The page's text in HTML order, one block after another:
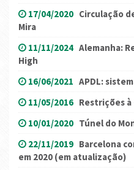
17/04/2020 Circulação
Mira
11/11/2024 Alemanha:
High
16/06/2021 APDL:
11/05/2016 Restrições à
10/01/2020 Túnel do
22/11/2019 Barcelona
em 2020 (em atualização)